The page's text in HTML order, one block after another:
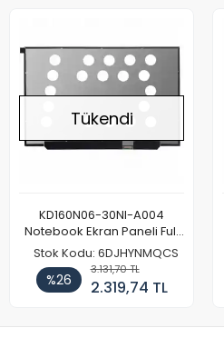
Tükendi
KD160N06-30NI-A004
Notebook Ekran Paneli Full
HD
Stok Kodu: 6DJHYNMQCS
%26
3.131,70 TL
2.319,74 TL